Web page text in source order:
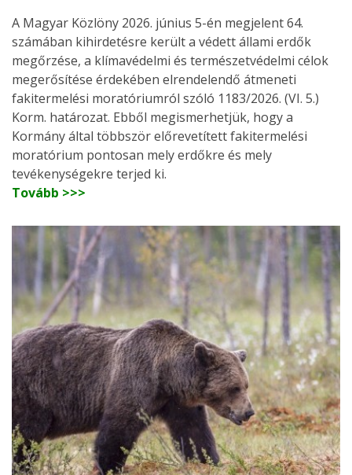
A Magyar Közlöny 2026. június 5-én megjelent 64.
számában kihirdetésre került a védett állami erdők
megőrzése, a klímavédelmi és természetvédelmi célok
megerősítése érdekében elrendelendő átmeneti
fakitermelési moratóriumról szóló 1183/2026. (VI. 5.)
Korm. határozat. Ebből megismerhetjük, hogy a
Kormány által többször előrevetített fakitermelési
moratórium pontosan mely erdőkre és mely
tevékenységekre terjed ki.
Tovább >>>